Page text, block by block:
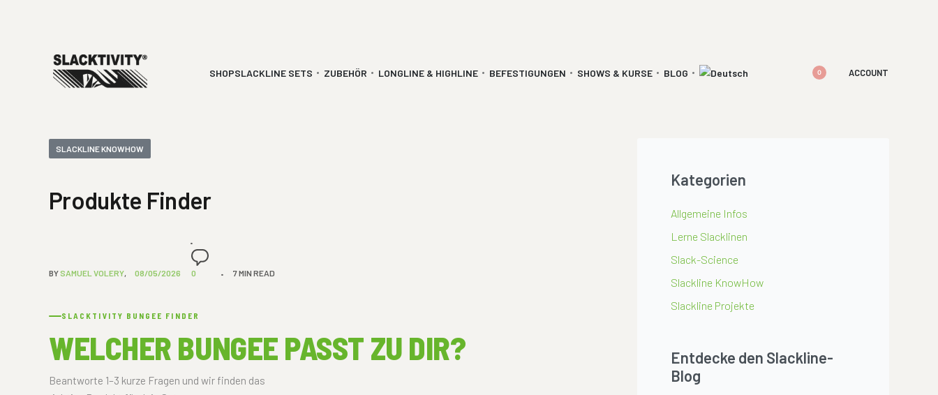
SHOPSLACKLINE SETS ZUBEHÖR LONGLINE & HIGHLINE BEFESTIGUNGEN SHOWS & KURSE BLOG 0 ACCOUNT
SLACKLINE KNOWHOW
Produkte Finder
BYSAMUEL VOLERY 08/05/2026 0 7 MIN READ
SLACKTIVITY BUNGEE FINDER
WELCHER BUNGEE PASST ZU DIR?
Beantworte 1–3 kurze Fragen und wir finden das
Kategorien
Allgemeine Infos
Lerne Slacklinen
Slack-Science
Slackline KnowHow
Slackline Projekte
Entdecke den Slackline-
Blog